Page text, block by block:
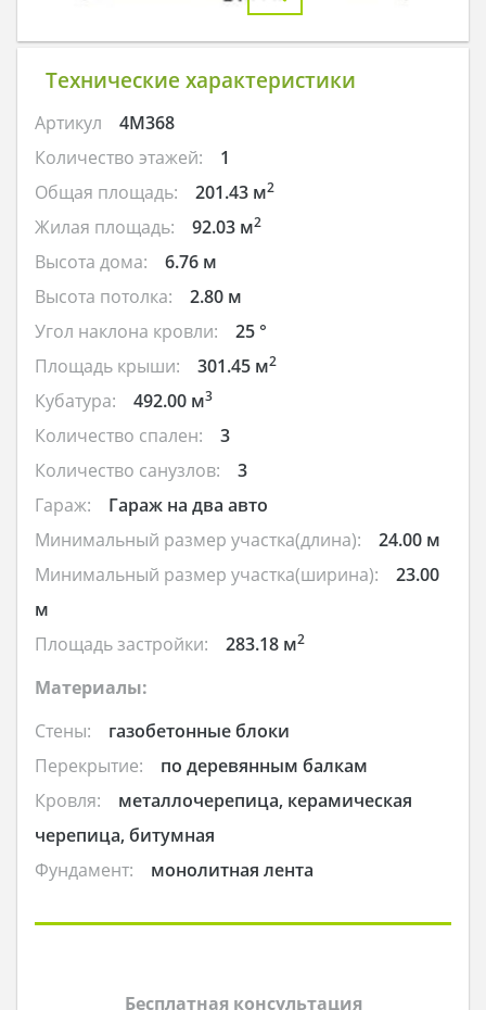
Технические характеристики
Артикул
4M368
Количество этажей:
1
Общая площадь:
201.43 м2
Жилая площадь: 92.03 м2
Высота дома:
6.76 м
Высота потолка:
2.80 м
Угол наклона кровли:
25 °
Площадь крыши:
301.45 м2
Кубатура: 492.00 м3
Количество спален:
3
Количество санузлов:
3
Гараж:
Гараж на два авто
Минимальный размер участка(длина):
24.00 м
Минимальный размер участка(ширина):
23.00
м
Площадь застройки:
283.18 м2
Материалы:
Стены:
газобетонные блоки
Перекрытие:
по деревянным балкам
Кровля:
металлочерепица, керамическая
черепица, битумная
Фундамент:
монолитная лента
Бесплатная консультация